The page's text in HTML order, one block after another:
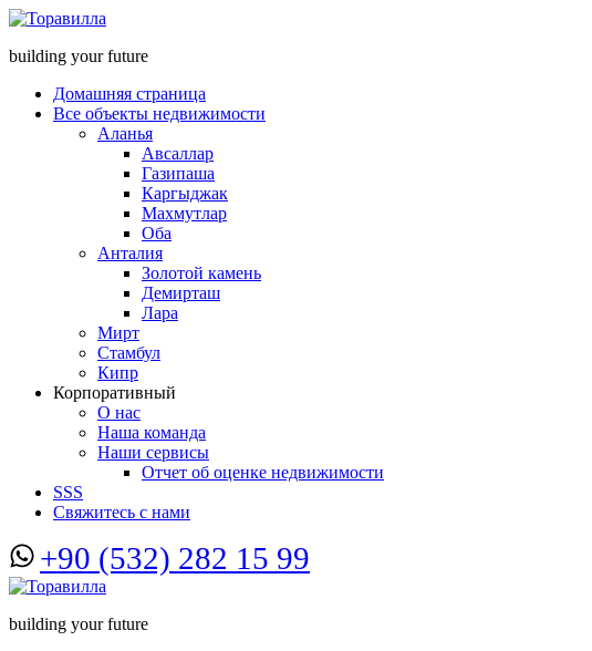
building your future
Домашняя страница
Все объекты недвижимости
Аланья
Авсаллар
Газипаша
Каргыджак
Махмутлар
Оба
Анталия
Золотой камень
Демирташ
Лара
Мирт
Стамбул
Кипр
Корпоративный
О нас
Наша команда
Наши сервисы
Отчет об оценке недвижимости
SSS
Свяжитесь с нами
+90 (532) 282 15 99
building your future